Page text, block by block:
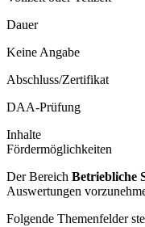
Dauer
Keine Angabe
Abschluss/Zertifikat
DAA-Prüfung
Inhalte
Fördermöglichkeiten
Der Bereich Betriebliche
Auswertungen
Folgende Themenfelder